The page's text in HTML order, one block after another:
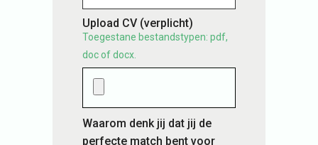
Upload CV (verplicht)
Toegestane bestandstypen: pdf,
doc of docx.
Waarom denk jij dat jij de
perfecte match bent voor